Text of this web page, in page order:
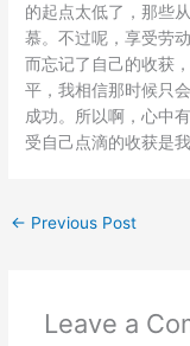
的起点太低了，那些
慕。不过呢，享受劳
而忘记了自己的收获
平，我相信那时候只
成功。所以啊，心中
受自己点滴的收获是
← Previous Post
Leave a